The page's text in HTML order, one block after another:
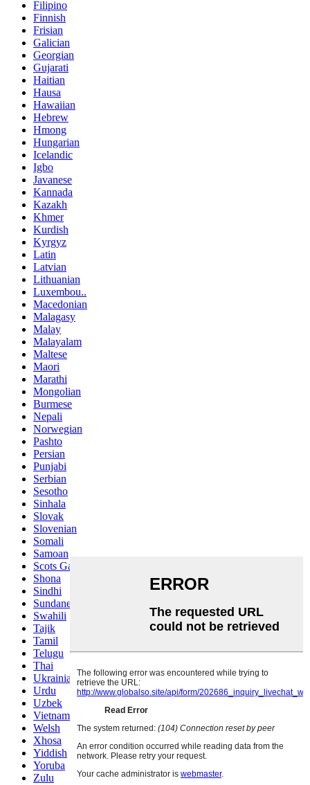
Filipino
Finnish
Frisian
Galician
Georgian
Gujarati
Haitian
Hausa
Hawaiian
Hebrew
Hmong
Hungarian
Icelandic
Igbo
Javanese
Kannada
Kazakh
Khmer
Kurdish
Kyrgyz
Latin
Latvian
Lithuanian
Luxembou..
Macedonian
Malagasy
Malay
Malayalam
Maltese
Maori
Marathi
Mongolian
Burmese
Nepali
Norwegian
Pashto
Persian
Punjabi
Serbian
Sesotho
Sinhala
Slovak
Slovenian
Somali
Samoan
Scots Gaelic
Shona
Sindhi
Sundanese
Swahili
Tajik
Tamil
Telugu
Thai
Ukrainian
Urdu
Uzbek
Vietnamese
Welsh
Xhosa
Yiddish
Yoruba
Zulu